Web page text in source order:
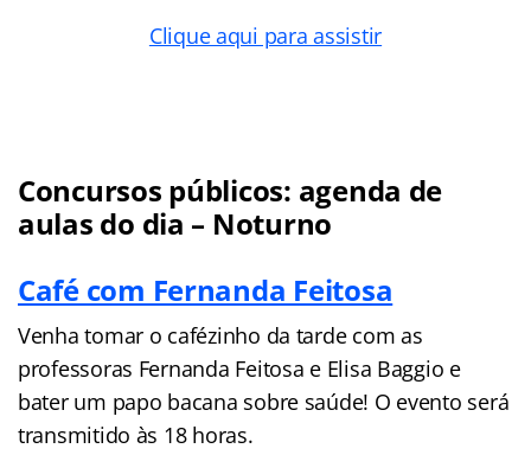
Clique aqui para assistir
Concursos públicos: agenda de
aulas do dia – Noturno
Café com Fernanda Feitosa
Venha tomar o cafézinho da tarde com as
professoras Fernanda Feitosa e Elisa Baggio e
bater um papo bacana sobre saúde! O evento será
transmitido às 18 horas.